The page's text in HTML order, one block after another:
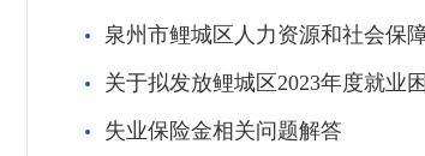
泉州市鲤城区人力资源和社会保
关于拟发放鲤城区2023年度就业
失业保险金相关问题解答